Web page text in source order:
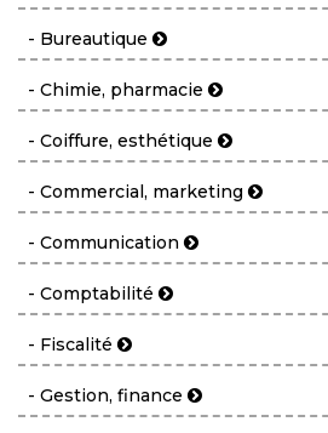
- Bureautique
- Chimie, pharmacie
- Coiffure, esthétique
- Commercial, marketing
- Communication
- Comptabilité
- Fiscalité
- Gestion, finance